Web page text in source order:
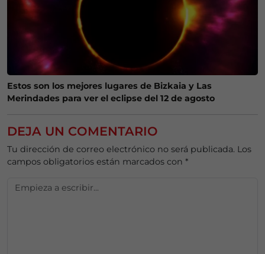
Estos son los mejores lugares de Bizkaia y Las
Merindades para ver el eclipse del 12 de agosto
DEJA UN COMENTARIO
Tu dirección de correo electrónico no será publicada. Los
campos obligatorios están marcados con *